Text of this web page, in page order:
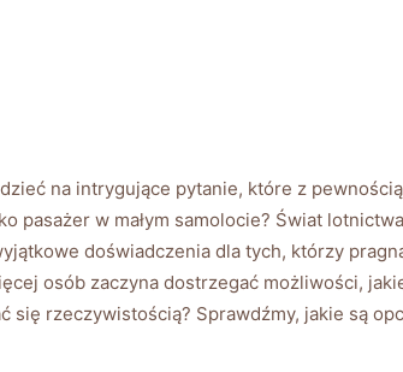
na intrygujące‍ pytanie, ‌które z ⁤pewnością
pasażer w‌ małym​ samolocie? Świat
‍doświadczenia dla ​tych, którzy
osób zaczyna dostrzegać możliwości,
rzeczywistością? Sprawdźmy, jakie są​